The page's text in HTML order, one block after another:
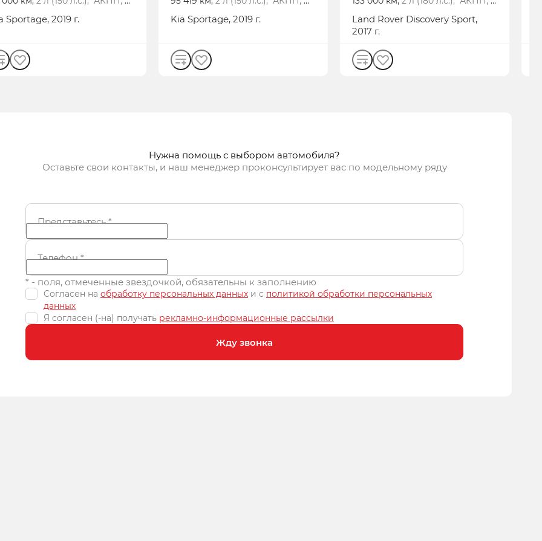
Sportage, 2019 г. Kia Sportage, 2019 г. Land Rover Discovery Sport,
2017 г.
Нужна помощь с выбором автомобиля?
Оставьте свои контакты, и наш менеджер проконсультирует вас по модельному ряду
Представьтесь*
Телефон*
* - поля, отмеченные звездочкой, обязательны к заполнению
Согласен на обработку персональных данных и c политикой обработки персональных
данных
Я согласен (-на) получать рекламно-информационные рассылки
Жду звонка